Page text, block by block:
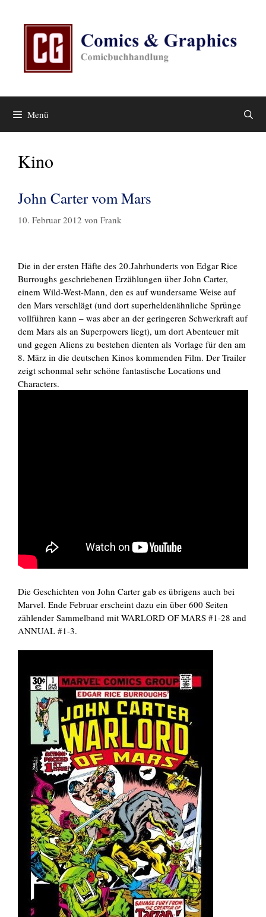
Menü
Kino
John Carter vom Mars
10. Februar 2012 von Frank
Die in der ersten Häfte des 20.Jahrhunderts von Edgar Rice
Burroughs geschriebenen Erzählungen über John Carter,
einem Wild-West-Mann, den es auf wundersame Weise auf
den Mars verschlägt (und dort superheldenähnliche Sprünge
vollführen kann – was aber an der geringeren Schwerkraft auf
dem Mars als an Superpowers liegt), um dort Abenteuer mit
und gegen Aliens zu bestehen dienten als Vorlage für den am
8. März in die deutschen Kinos kommenden Film. Der Trailer
zeigt schonmal sehr schöne fantastische Locations und
Characters.
Die Geschichten von John Carter gab es übrigens auch bei
Marvel. Ende Februar erscheint dazu ein über 600 Seiten
zählender Sammelband mit WARLORD OF MARS #1-28 and
ANNUAL #1-3.